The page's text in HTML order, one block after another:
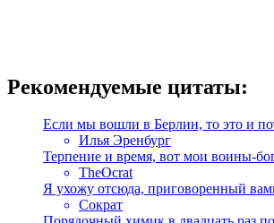
Рекомендуемые цитаты:
Если мы вошли в Берлин, то это и
Илья Эренбург
Терпение и время, вот мои воины-
TheOcrat
Я ухожу отсюда, приговоренный
Сократ